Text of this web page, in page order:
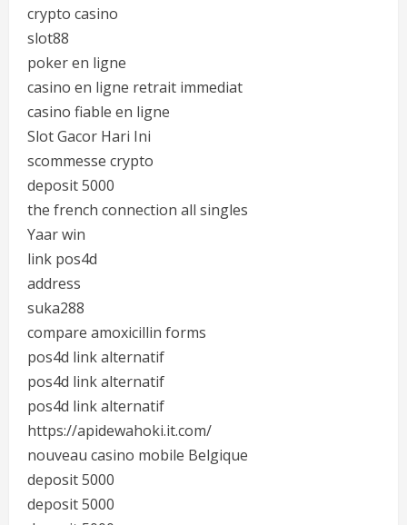
crypto casino
slot88
poker en ligne
casino en ligne retrait immediat
casino fiable en ligne
Slot Gacor Hari Ini
scommesse crypto
deposit 5000
the french connection all singles
Yaar win
link pos4d
address
suka288
compare amoxicillin forms
pos4d link alternatif
pos4d link alternatif
pos4d link alternatif
https://apidewahoki.it.com/
nouveau casino mobile Belgique
deposit 5000
deposit 5000